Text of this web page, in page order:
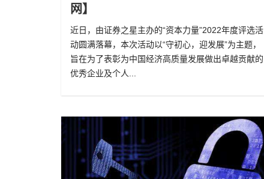
网】
近日，由证券之星主办的“资本力量”2022年度评选活
动圆满落幕，本次活动以“守初心，迎发展”为主题，
旨在为了表彰为中国经济高质量发展做出卓越贡献的
优秀企业及个人...